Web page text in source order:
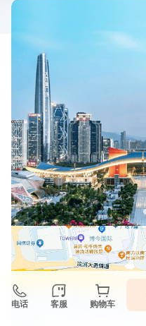
电话 客服 购物车